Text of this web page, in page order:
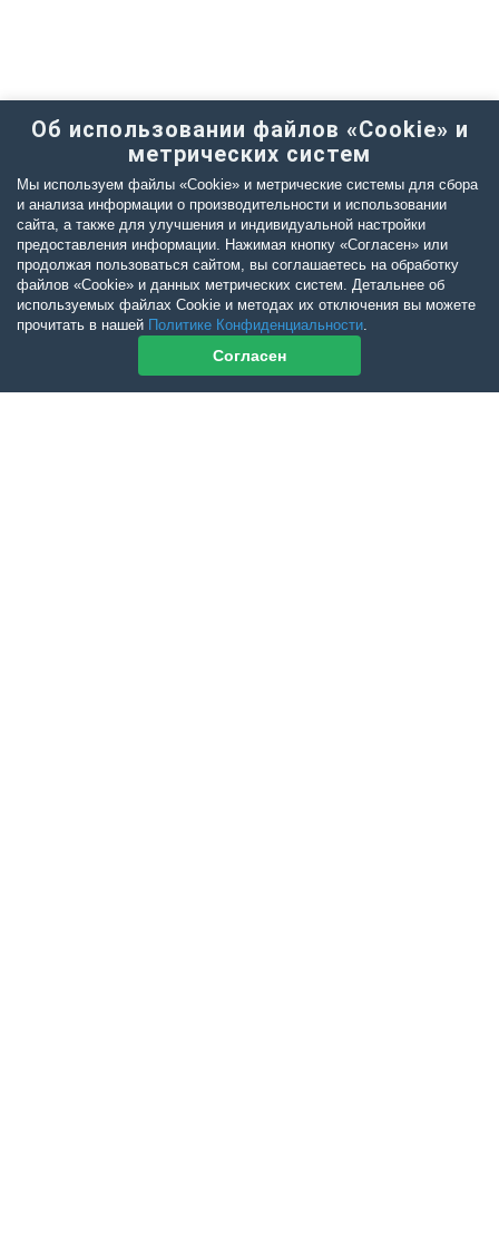
Об использовании файлов «Cookie» и
метрических систем
Мы используем файлы «Cookie» и метрические системы для сбора
и анализа информации о производительности и использовании
сайта, а также для улучшения и индивидуальной настройки
предоставления информации. Нажимая кнопку «Согласен» или
продолжая пользоваться сайтом, вы соглашаетесь на обработку
файлов «Cookie» и данных метрических систем. Детальнее об
используемых файлах Cookie и методах их отключения вы можете
прочитать в нашей Политике Конфиденциальности.
Согласен